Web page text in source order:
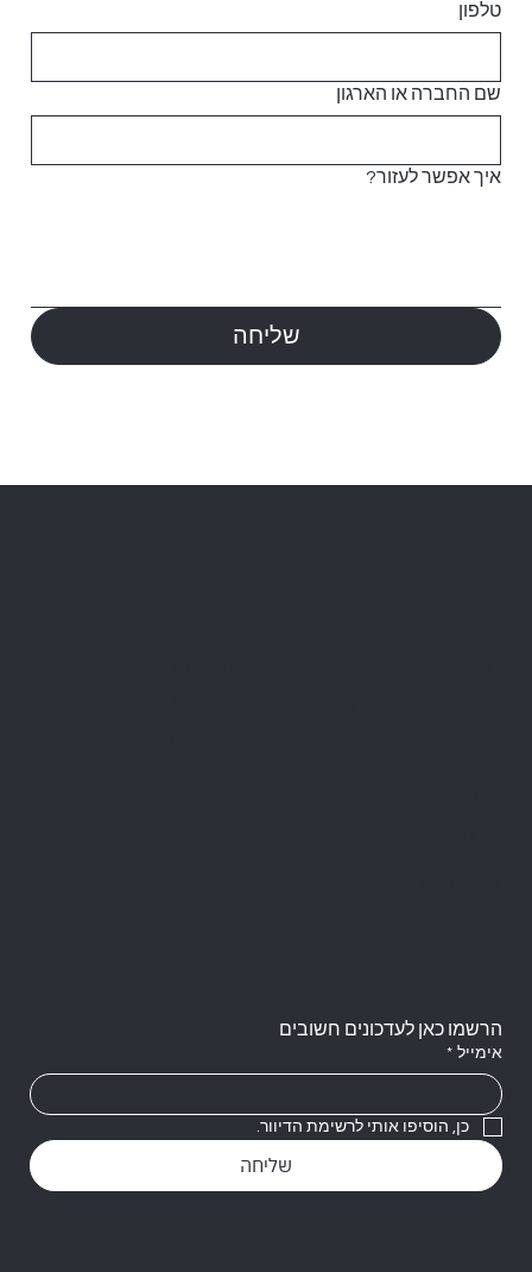
טלפון
שם החברה או הארגון
איך אפשר לעזור?
שליחה
הרשמו כאן לעדכונים חשובים
אימייל *
כן, הוסיפו אותי לרשימת הדיוור.
שליחה